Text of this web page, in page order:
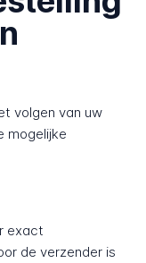
volgen van uw
mogelijke
exact
de verzender is